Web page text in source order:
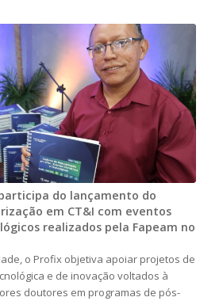
do lançamento do
em CT&I com eventos
realizados pela Fapeam no
o Profix objetiva apoiar projetos de
e de inovação voltados à
doutores em programas de pós-